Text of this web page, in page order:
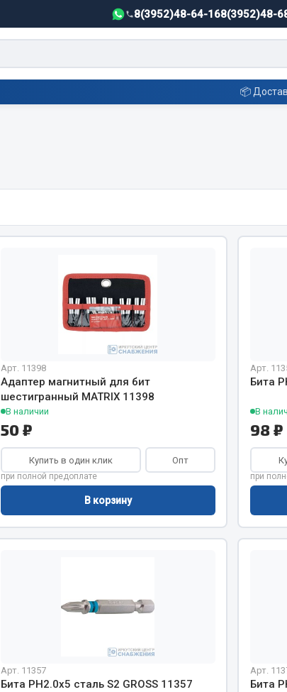
8(3952)48-64-168(3952)48-
Брызговики
Вентиляторы кабины
Вымпела
Весь раздел Весь
Измерительный инструмент
Крепежный инструмент
Режущий инструмент
Показать ещё
📦
Арт. 11398
Адаптер магнитный для бит
шестигранный MATRIX 11398
В наличии
50 ₽
Купить в один клик Опт
при полной предоплате
В корзину
Арт.
Бита
В
98 ₽
при
Арт. 11357
Бита PH2.0х5 сталь S2 GROSS 11357
Арт.
Бита